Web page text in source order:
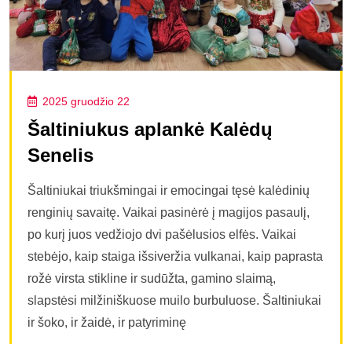
2025 gruodžio 22
Šaltiniukus aplankė Kalėdų
Senelis
Šaltiniukai triukšmingai ir emocingai tęsė kalėdinių
renginių savaitę. Vaikai pasinėrė į magijos pasaulį,
po kurį juos vedžiojo dvi pašėlusios elfės. Vaikai
stebėjo, kaip staiga išsiveržia vulkanai, kaip paprasta
rožė virsta stikline ir sudūžta, gamino slaimą,
slapstėsi milžiniškuose muilo burbuluose. Šaltiniukai
ir šoko, ir žaidė, ir patyriminę